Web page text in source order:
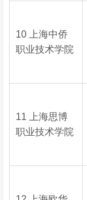
10 上海中侨
职业技术学院
11 上海思博
职业技术学院